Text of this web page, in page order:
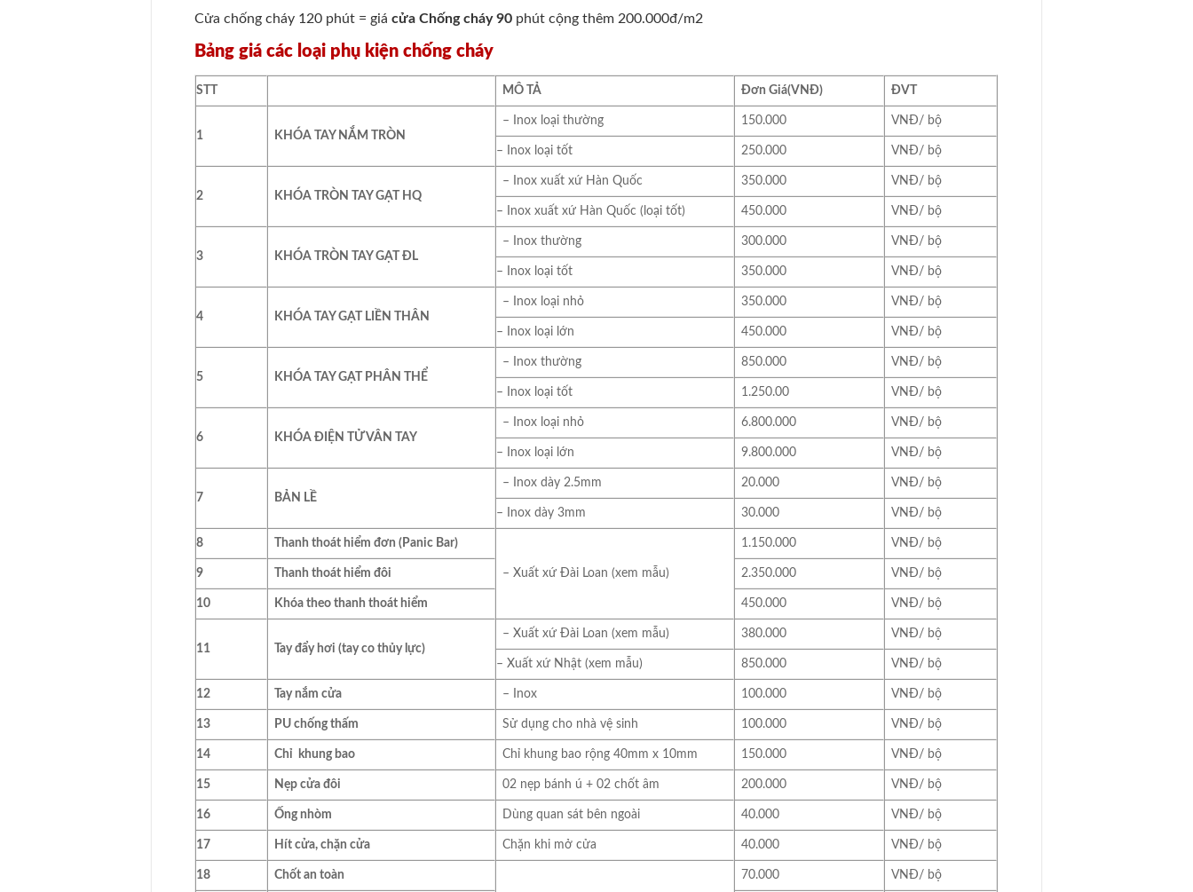
Cửa chống cháy 120 phút = giácửa Chống cháy 90 phút cộng thêm 200.000đ/m2
Bảng giá các loại phụ kiện chống cháy
STT MÔ TẢ Đơn Giá(VNĐ) ĐVT
1 KHÓA TAY NẮM TRÒN
– Inox loại thường 150.000 VNĐ/ bộ
– Inox loại tốt 250.000 VNĐ/ bộ
2 KHÓA TRÒN TAY GẠT HQ
– Inox xuất xứ Hàn Quốc 350.000 VNĐ/ bộ
– Inox xuất xứ Hàn Quốc (loại tốt) 450.000 VNĐ/ bộ
3 KHÓA TRÒN TAY GẠT ĐL
– Inox thường 300.000 VNĐ/ bộ
– Inox loại tốt 350.000 VNĐ/ bộ
4 KHÓA TAY GẠT LIỀN THÂN
– Inox loại nhỏ 350.000 VNĐ/ bộ
– Inox loại lớn 450.000 VNĐ/ bộ
5 KHÓA TAY GẠT PHÂN THỂ
– Inox thường 850.000 VNĐ/ bộ
– Inox loại tốt 1.250.00 VNĐ/ bộ
6 KHÓA ĐIỆN TỬ VÂN TAY
– Inox loại nhỏ 6.800.000 VNĐ/ bộ
– Inox loại lớn 9.800.000 VNĐ/ bộ
7 BẢN LỀ
– Inox dày 2.5mm 20.000 VNĐ/ bộ
– Inox dày 3mm 30.000 VNĐ/ bộ
8 Thanh thoát hiểm đơn (Panic Bar)
– Xuất xứ Đài Loan (xem mẫu)
1.150.000 VNĐ/ bộ
9 Thanh thoát hiểm đôi 2.350.000 VNĐ/ bộ
10 Khóa theo thanh thoát hiểm 450.000 VNĐ/ bộ
11 Tay đẩy hơi (tay co thủy lực)
– Xuất xứ Đài Loan (xem mẫu) 380.000 VNĐ/ bộ
– Xuất xứ Nhật (xem mẫu) 850.000 VNĐ/ bộ
12 Tay nắm cửa – Inox 100.000 VNĐ/ bộ
13 PU chống thấm Sử dụng cho nhà vệ sinh 100.000 VNĐ/ bộ
14 Chỉ khung bao Chỉ khung bao rộng 40mm x 10mm 150.000 VNĐ/ bộ
15 Nẹp cửa đôi 02 nẹp bánh ú + 02 chốt âm 200.000 VNĐ/ bộ
16 Ống nhòm Dùng quan sát bên ngoài 40.000 VNĐ/ bộ
17 Hít cửa, chặn cửa Chặn khi mở cửa 40.000 VNĐ/ bộ
18 Chốt an toàn 70.000 VNĐ/ bộ